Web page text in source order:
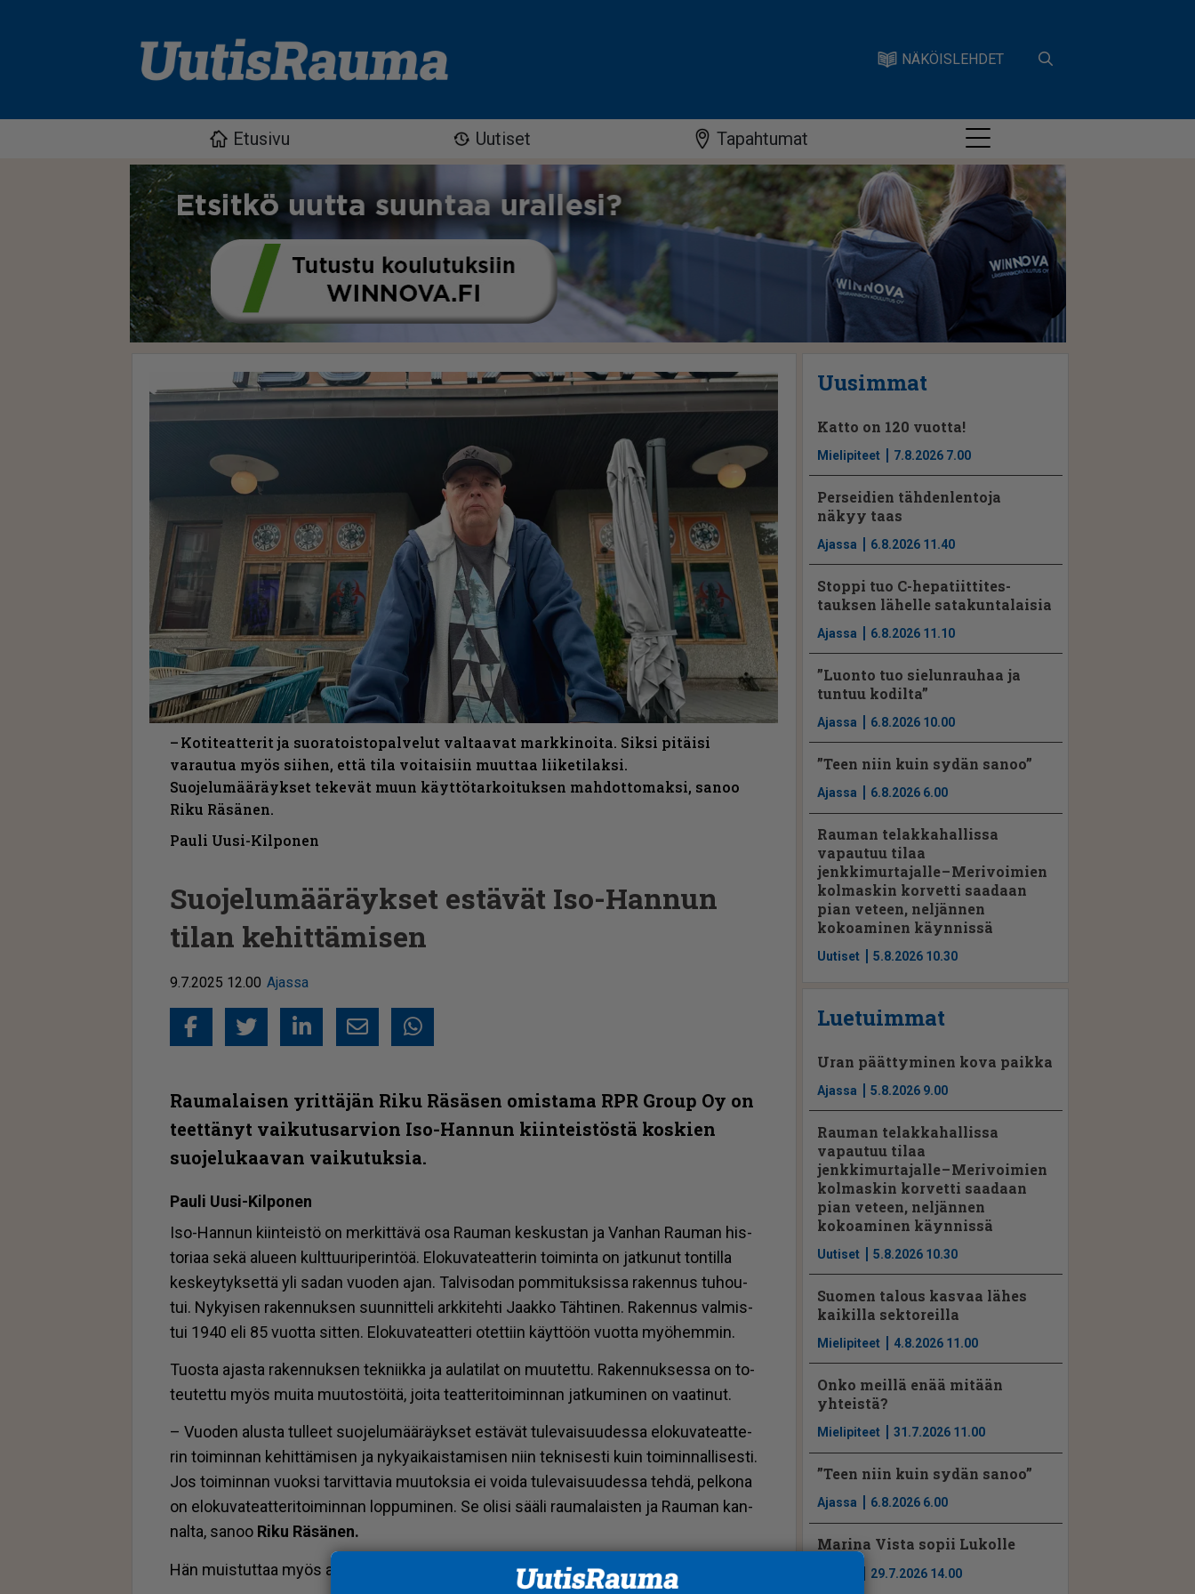
NÄKÖISLEHDET
Etusivu Uutiset Tapahtumat
– Kotiteatterit ja suoratoistopalvelut valtaavat markkinoita. Siksi pitäisi
varautua myös siihen, että tila voitaisiin muuttaa liiketilaksi.
Suojelumääräykset tekevät muun käyttötarkoituksen mahdottomaksi, sanoo
Riku Räsänen.
Pauli Uusi-Kilponen
Suojelumääräykset estävät Iso-Hannun
tilan kehittämisen
9.7.2025 12.00 Ajassa
FacebookTwitter
LinkedIn
SähköpostiWhatsapp
Raumalaisen yrittäjän Riku Räsäsen omistama RPR Group Oy on
teettänyt vaikutusarvion Iso-Hannun kiinteistöstä koskien
suojelukaavan vaikutuksia.
Pau­li Uu­si-Kil­po­nen
Iso-Han­nun kiin­teis­tö on mer­kit­tä­vä osa Rau­man kes­kus­tan ja Van­han Rau­man his­
to­ri­aa sekä alu­een kult­tuu­ri­pe­rin­töä. Elo­ku­va­te­at­te­rin toi­min­ta on jat­ku­nut ton­til­la
kes­key­tyk­set­tä yli sa­dan vuo­den ajan. Tal­vi­so­dan pom­mi­tuk­sis­sa ra­ken­nus tu­hou­
tui. Ny­kyi­sen ra­ken­nuk­sen suun­nit­te­li ark­ki­teh­ti Jaak­ko Täh­ti­nen. Ra­ken­nus val­mis­
tui 1940 eli 85 vuot­ta sit­ten. Elo­ku­va­te­at­te­ri otet­tiin käyt­töön vuot­ta myö­hem­min.
Tuos­ta ajas­ta ra­ken­nuk­sen tek­niik­ka ja au­la­ti­lat on muu­tet­tu. Ra­ken­nuk­ses­sa on to­
teu­tet­tu myös mui­ta muu­tos­töi­tä, joi­ta te­at­te­ri­toi­min­nan jat­ku­mi­nen on vaa­ti­nut.
– Vuo­den alus­ta tul­leet suo­je­lu­mää­räyk­set es­tä­vät tu­le­vai­suu­des­sa elo­ku­va­te­at­te­
rin toi­min­nan ke­hit­tä­mi­sen ja ny­ky­ai­kais­ta­mi­sen niin tek­ni­ses­ti kuin toi­min­nal­li­ses­ti.
Jos toi­min­nan vuok­si tar­vit­ta­via muu­tok­sia ei voi­da tu­le­vai­suu­des­sa teh­dä, pel­ko­na
on elo­ku­va­te­at­te­ri­toi­min­nan lop­pu­mi­nen. Se oli­si sää­li rau­ma­lais­ten ja Rau­man kan­
nal­ta, sa­noo Riku Rä­sä­nen.
Hän muis­tut­taa myös alan jat­ku­vas­ta ke­hi­tyk­ses­tä, joka aset­taa ko­via haas­tei­ta.
Uusimmat
Katto on 120 vuotta!
Mielipiteet 7.8.2026 7.00
Perseidien tähdenlentoja
näkyy taas
Ajassa 6.8.2026 11.40
Stoppi tuo C-hepatiit­ti­tes­
tauksen lähelle satakuntalaisia
Ajassa 6.8.2026 11.10
”Luonto tuo sielunrauhaa ja
tuntuu kodilta”
Ajassa 6.8.2026 10.00
”Teen niin kuin sydän sanoo”
Ajassa 6.8.2026 6.00
Rauman telakkahallissa
vapautuu tilaa
jenkkimurtajalle – Merivoimien
kolmaskin korvetti saadaan
pian veteen, neljännen
kokoaminen käynnissä
Uutiset 5.8.2026 10.30
Luetuimmat
Uran päättyminen kova paikka
Ajassa 5.8.2026 9.00
Rauman telakkahallissa
vapautuu tilaa
jenkkimurtajalle – Merivoimien
kolmaskin korvetti saadaan
pian veteen, neljännen
kokoaminen käynnissä
Uutiset 5.8.2026 10.30
Suomen talous kasvaa lähes
kaikilla sektoreilla
Mielipiteet 4.8.2026 11.00
Onko meillä enää mitään
yhteistä?
Mielipiteet 31.7.2026 11.00
”Teen niin kuin sydän sanoo”
Ajassa 6.8.2026 6.00
Marina Vista sopii Lukolle
29.7.2026 14.00